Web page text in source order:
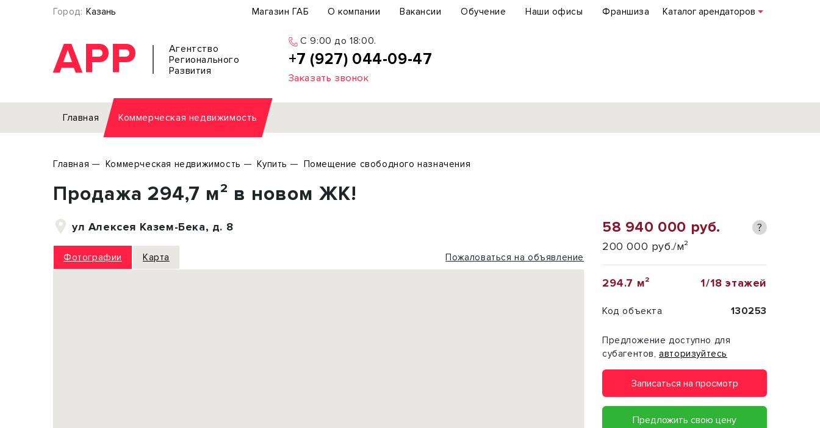
Город: Казань Магазин ГАБ О компании Вакансии Обучение Наши офисы Франшиза Каталог арендаторов
АРР
Агентство
Регионального
Развития
C 9:00 до 18:00.
+7 (927) 044-09-47
Заказать звонок
Главная Коммерческая недвижимость
Торговое помещение
Склад
Производство
Земельный участок
Отдельное здание
Подробнее
Главная Коммерческая недвижимость Купить Помещение свободного назначения
Продажа 294,7 м² в новом ЖК!
ул Алексея Казем-Бека, д. 8
Фотографии Карта Пожаловаться на объявление
58 940 000 руб. ?
200 000 руб./м²
294.7 м² 1/18 этажей
Код объекта 130253
Предложение доступно для
субагентов,авторизуйтесь
Записаться на просмотр
Предложить свою цену